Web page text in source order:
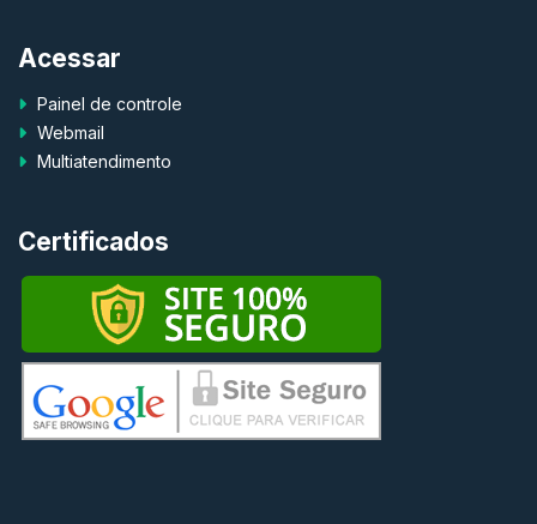
Acessar
Painel de controle
Webmail
Multiatendimento
Certificados